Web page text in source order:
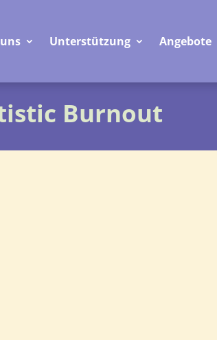
Unterstützung Angebote
Burnout